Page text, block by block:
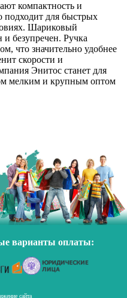
компактность и
подходит для быстрых
Шариковый
и безупречен. Ручка
что значительно удобнее
скорости и
Энитос станет для
мелким и крупным оптом
варианты оплаты:
сайта